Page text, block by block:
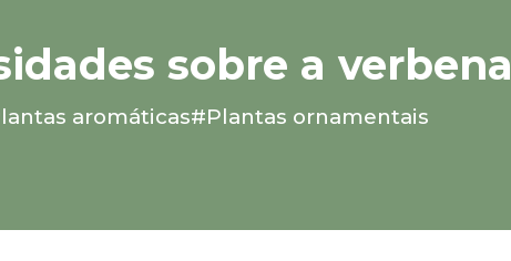
sobre a verbena
aromáticas#Plantas ornamentais